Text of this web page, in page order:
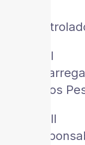
Do
Seção II
Do
de Dados
Seção III
Da